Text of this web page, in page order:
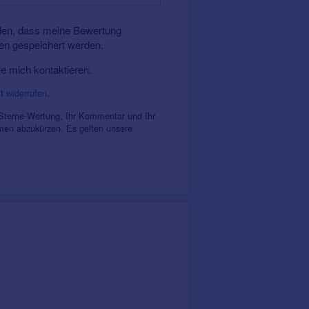
Hörlösungen die nicht nur
und exklusives Design
dass meine Bewertung
gespeichert werden.
mich kontaktieren.
widerrufen.
Wertung, Ihr Kommentar und Ihr
abzukürzen. Es gelten unsere